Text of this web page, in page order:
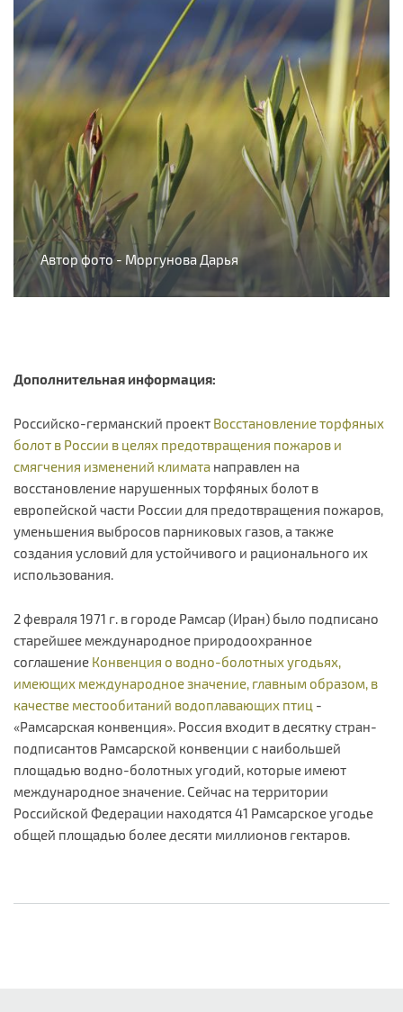
Автор фото - Моргунова Дарья
Дополнительная информация:
Российско-германский проект Восстановление торфяных
болот в России в целях предотвращения пожаров и
смягчения изменений климата направлен на
восстановление нарушенных торфяных болот в
европейской части России для предотвращения пожаров,
уменьшения выбросов парниковых газов, а также
создания условий для устойчивого и рационального их
использования.
2 февраля 1971 г. в городе Рамсар (Иран) было подписано
старейшее международное природоохранное
соглашение Конвенция о водно-болотных угодьях,
имеющих международное значение, главным образом, в
качестве местообитаний водоплавающих птиц -
«Рамсарская конвенция». Россия входит в десятку стран-
подписантов Рамсарской конвенции с наибольшей
площадью водно-болотных угодий, которые имеют
международное значение. Сейчас на территории
Российской Федерации находятся 41 Рамсарское угодье
общей площадью более десяти миллионов гектаров.